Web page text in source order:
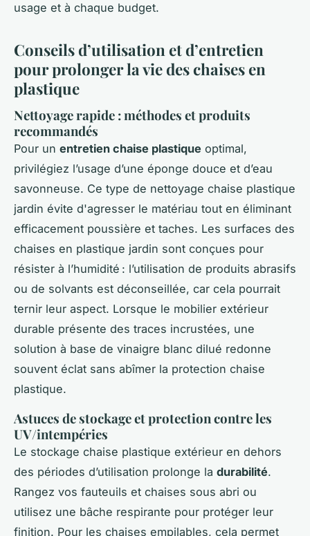
usage et à chaque budget.
Conseils d’utilisation et d’entretien
pour prolonger la vie des chaises en
plastique
Nettoyage rapide : méthodes et produits
recommandés
Pour un entretien chaise plastique optimal,
privilégiez l’usage d’une éponge douce et d’eau
savonneuse. Ce type de nettoyage chaise plastique
jardin évite d'agresser le matériau tout en éliminant
efficacement poussière et taches. Les surfaces des
chaises en plastique jardin sont conçues pour
résister à l’humidité : l’utilisation de produits abrasifs
ou de solvants est déconseillée, car cela pourrait
ternir leur aspect. Lorsque le mobilier extérieur
durable présente des traces incrustées, une
solution à base de vinaigre blanc dilué redonne
souvent éclat sans abîmer la protection chaise
plastique.
Astuces de stockage et protection contre les
UV/intempéries
Le stockage chaise plastique extérieur en dehors
des périodes d’utilisation prolonge la durabilité.
Rangez vos fauteuils et chaises sous abri ou
utilisez une bâche respirante pour protéger leur
finition. Pour les chaises empilables, cela permet